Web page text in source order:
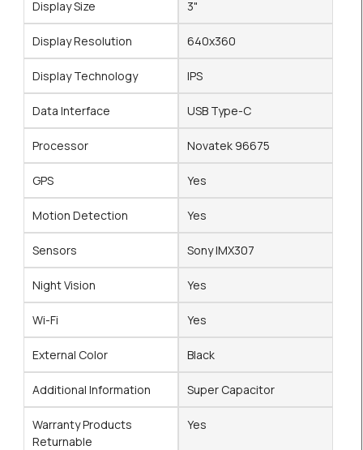
Display Size 3"
Display Resolution 640x360
Display Technology IPS
Data Interface USB Type-C
Processor Novatek 96675
GPS Yes
Motion Detection Yes
Sensors Sony IMX307
Night Vision Yes
Wi-Fi Yes
External Color Black
Additional Information Super Capacitor
Warranty Products
Returnable
Yes